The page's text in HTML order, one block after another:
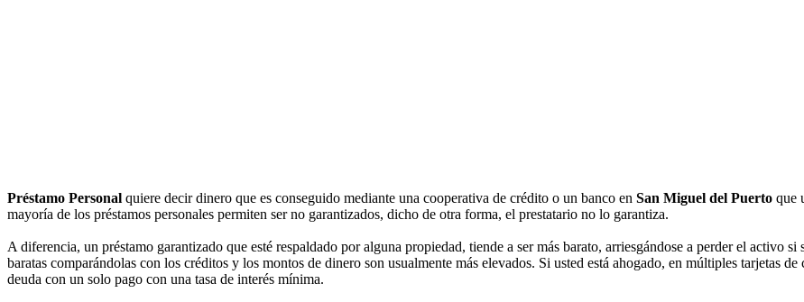
Préstamo Personal quiere decir dinero que es conseguido mediante una cooperativa de crédito o un banco en San Miguel del Puerto que
mayoría de los préstamos personales permiten ser no garantizados, dicho de otra forma, el prestatario no lo garantiza.
A diferencia, un préstamo garantizado que esté respaldado por alguna propiedad, tiende a ser más barato, arriesgándose a perder el activo
baratas comparándolas con los créditos y los montos de dinero son usualmente más elevados. Si usted está ahogado, en múltiples tarjetas
deuda con un solo pago con una tasa de interés mínima.